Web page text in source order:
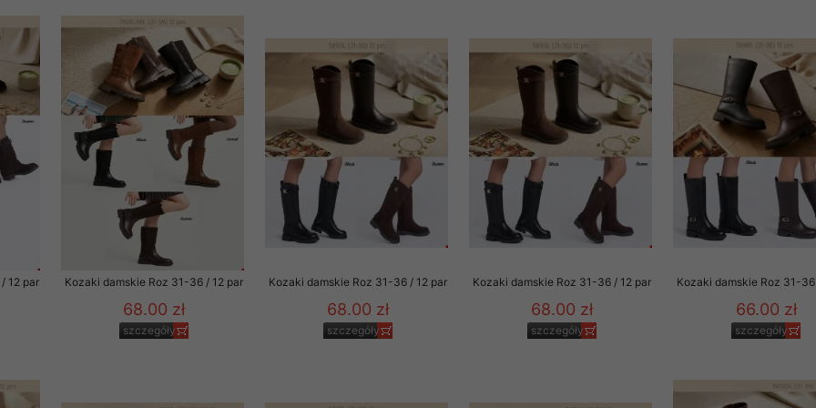
12 par Kozaki damskie Roz 31-36 / 12 par
68.00 zł
szczegóły
Kozaki damskie Roz 31-36 / 12 par
68.00 zł
szczegóły
Kozaki damskie Roz 31-36 / 12 par
68.00 zł
szczegóły
Kozaki damskie Roz 31-
66.00 zł
szczegóły
zgody.
„Przejdź dalej” lub zamkniesz to okno, to wyrazisz zgodę na przetwarzanie przez OMEZ
Zgodę możesz w każdym momencie wycofać . Pamiętaj, że wycofanie zgody nie
przetwarzania dokonanego wcześniej.
w tym o przysługujących uprawnieniach (prawo dostępu, sprostowania oraz usunięcia
ich przetwarzania, prawo do ich przenoszenia, niepodlegania zautomatyzowanemu
w tym profilowaniu, a także prawo wyrażenia sprzeciwu wobec przetwarzania Twoich
w Polityce prywatności.